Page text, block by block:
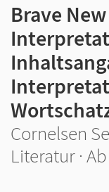
Brave
Cornelsen
Literatur ·